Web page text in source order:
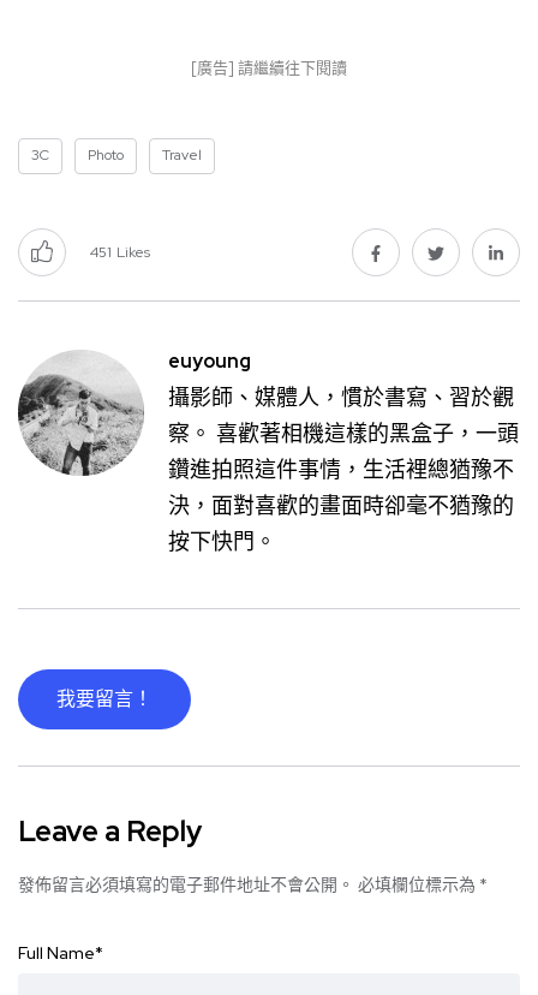
[廣告] 請繼續往下閱讀
3C Photo Travel
451 Likes
euyoung
攝影師、媒體人，慣於書寫、習於觀
察。 喜歡著相機這樣的黑盒子，一頭
鑽進拍照這件事情，生活裡總猶豫不
決，面對喜歡的畫面時卻毫不猶豫的
按下快門。
我要留言！
Leave a Reply
發佈留言必須填寫的電子郵件地址不會公開。 必填欄位標示為 *
Full Name*